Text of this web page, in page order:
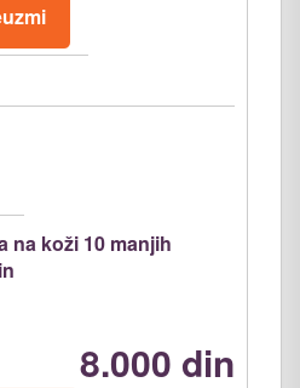
na koži 10 manjih
8.000 din